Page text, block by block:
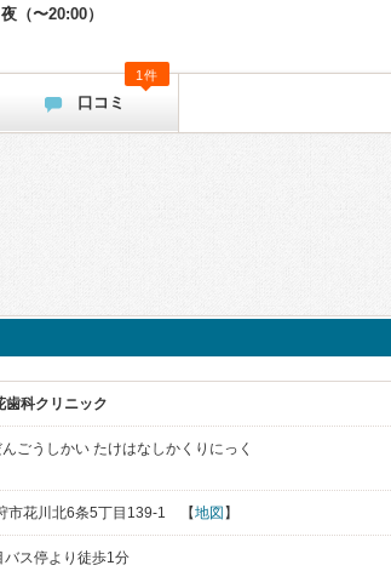
夜（〜20:00）
口コミ
1件
歯科クリニック
ごうしかい たけはなしかくりにっく
市花川北6条5丁目139-1 【地図 】
ス停より徒歩1分